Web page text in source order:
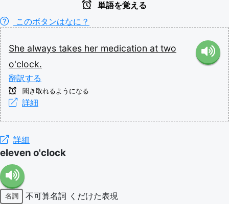
単語を覚える
このボタンはなに？
She always takes her medication at two
o'clock.
翻訳する
聞き取れるようになる
詳細
詳細
eleven o'clock
名詞 不可算名詞 くだけた表現